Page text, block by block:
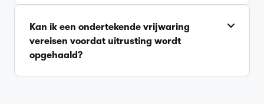
Kan ik een ondertekende vrijwaring
vereisen voordat uitrusting wordt
opgehaald?